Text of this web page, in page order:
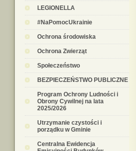
LEGIONELLA
#NaPomocUkrainie
Ochrona środowiska
Ochrona Zwierząt
Społeczeństwo
BEZPIECZEŃSTWO PUBLICZNE
Program Ochrony Ludności i
Obrony Cywilnej na lata
2025/2026
Utrzymanie czystości i
porządku w Gminie
Centralna Ewidencja